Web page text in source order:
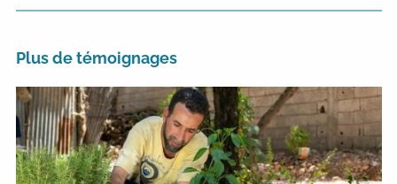
Plus de témoignages